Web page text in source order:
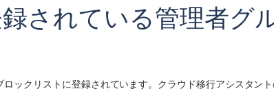
されている管理者グ
ックリストに登録されています。クラウド移行アシスタン